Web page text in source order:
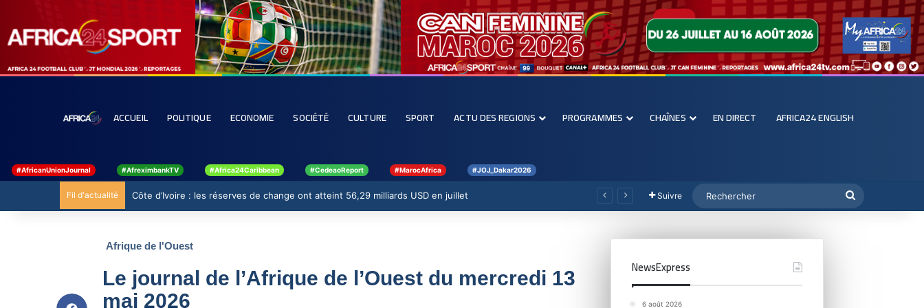
ACCUEIL POLITIQUE ECONOMIE SOCIÉTÉ CULTURE SPORT ACTU DES REGIONS PROGRAMMES CHAÎNES EN DIRECT AFRICA24 ENGLISH
#AfricanUnionJournal #AfreximbankTV #Africa24Caribbean #CedeaoReport #MarocAfrica #JOJ_Dakar2026
Fil d'actualité Côte d’Ivoire : les réserves de change ont atteint 56,29 milliards USD en juillet Suivre
Afrique de l'Ouest
Le journal de l’Afrique de l’Ouest du mercredi 13
mai 2026
NewsExpress
6 août 2026